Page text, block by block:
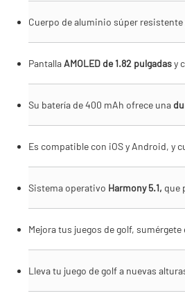
Cuerpo de aluminio súper
PantallaAMOLED de 1.82 pulgadasy
Su batería de 400 mAh ofrece una
Es compatible con iOS y Android, y
Sistema operativo Harmony 5.1, que
Mejora tus juegos de golf,
Lleva tu juego de golf a nuevas